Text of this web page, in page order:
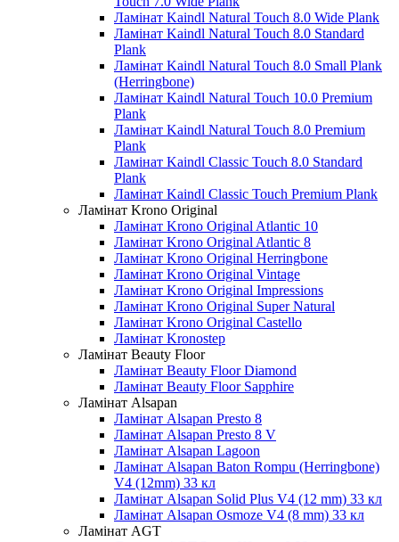
Ламінат Kaindl Natural Touch 8.0 Wide Plank
Ламінат Kaindl Natural Touch 8.0 Standard
Plank
Ламінат Kaindl Natural Touch 8.0 Small Plank
(Herringbone)
Ламінат Kaindl Natural Touch 10.0 Premium
Plank
Ламінат Kaindl Natural Touch 8.0 Premium
Plank
Ламінат Kaindl Classic Touch 8.0 Standard
Plank
Ламінат Kaindl Classic Touch Premium Plank
Ламінат Krono Original
Ламінат Krono Original Atlantic 10
Ламінат Krono Original Atlantic 8
Ламінат Krono Original Herringbone
Ламінат Krono Original Vintage
Ламінат Krono Original Impressions
Ламінат Krono Original Super Natural
Ламінат Krono Original Castello
Ламінат Kronostep
Ламінат Beauty Floor
Ламінат Beauty Floor Diamond
Ламінат Beauty Floor Sapphire
Ламінат Alsapan
Ламінат Alsapan Presto 8
Ламінат Alsapan Presto 8 V
Ламінат Alsapan Lagoon
Ламінат Alsapan Baton Rompu (Herringbone)
V4 (12mm) 33 кл
Ламінат Alsapan Solid Plus V4 (12 mm) 33 кл
Ламінат Alsapan Osmoze V4 (8 mm) 33 кл
Ламінат AGT